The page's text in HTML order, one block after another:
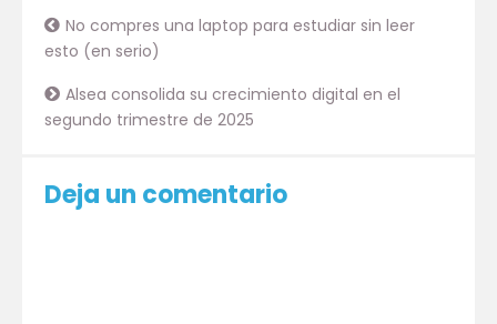
No compres una laptop para estudiar sin leer
esto (en serio)
Alsea consolida su crecimiento digital en el
segundo trimestre de 2025
Deja un comentario